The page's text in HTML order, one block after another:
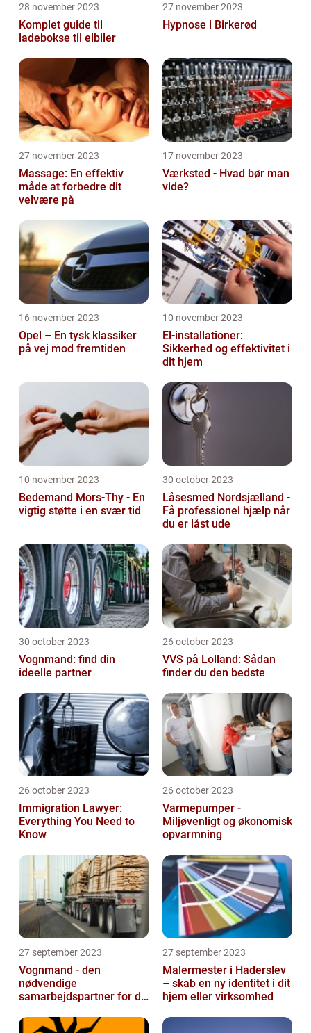
28 november 2023
Komplet guide til
ladebokse til elbiler
27 november 2023
Hypnose i Birkerød
27 november 2023
Massage: En effektiv
måde at forbedre dit
velvære på
17 november 2023
Værksted - Hvad bør man
vide?
16 november 2023
Opel – En tysk klassiker
på vej mod fremtiden
10 november 2023
El-installationer:
Sikkerhed og effektivitet i
dit hjem
10 november 2023
Bedemand Mors-Thy - En
vigtig støtte i en svær tid
30 october 2023
Låsesmed Nordsjælland -
Få professionel hjælp når
du er låst ude
30 october 2023
Vognmand: find din
ideelle partner
26 october 2023
VVS på Lolland: Sådan
finder du den bedste
26 october 2023
Immigration Lawyer:
Everything You Need to
Know
26 october 2023
Varmepumper -
Miljøvenligt og økonomisk
opvarmning
27 september 2023
Vognmand - den
nødvendige
samarbejdspartner for dit
27 september 2023
Malermester i Haderslev
– skab en ny identitet i dit
hjem eller virksomhed